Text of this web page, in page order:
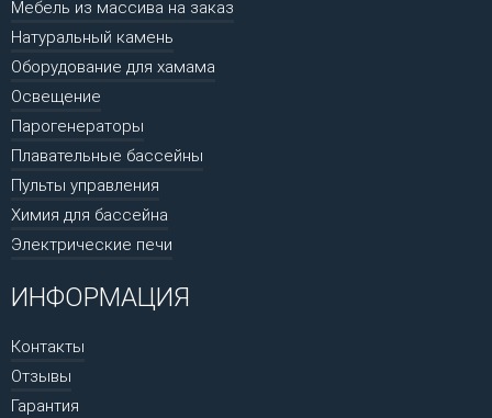
Мебель из массива на заказ
Натуральный камень
Оборудование для хамама
Освещение
Парогенераторы
Плавательные бассейны
Пульты управления
Химия для бассейна
Электрические печи
ИНФОРМАЦИЯ
Контакты
Отзывы
Гарантия